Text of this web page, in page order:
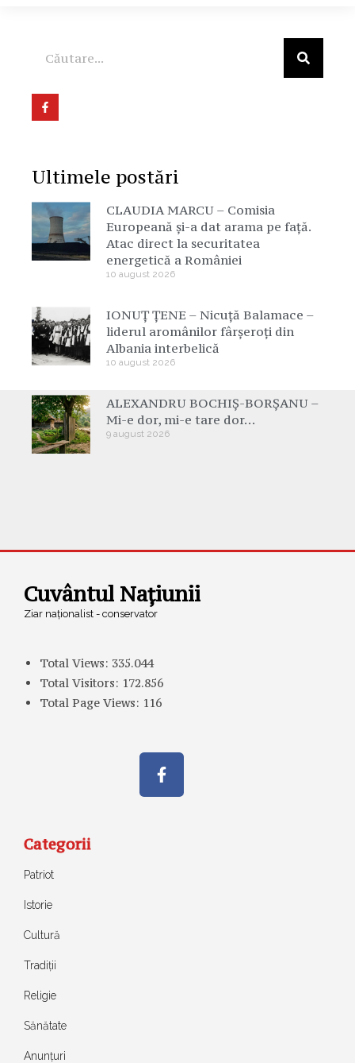
Ultimele postări
CLAUDIA MARCU – Comisia
Europeană și-a dat arama pe față.
Atac direct la securitatea
energetică a României
10 august 2026
IONUȚ ȚENE – Nicuță Balamace –
liderul aromânilor fârșeroți din
Albania interbelică
10 august 2026
ALEXANDRU BOCHIȘ-BORȘANU –
Mi-e dor, mi-e tare dor…
9 august 2026
Cuvântul Națiunii
Ziar naționalist - conservator
Total Views: 335.044
Total Visitors: 172.856
Total Page Views: 116
Categorii
Patriot
Istorie
Cultură
Tradiții
Religie
Sănătate
Anunțuri